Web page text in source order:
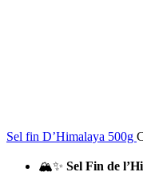
Sel fin D’Himalaya 500g
🏔️✨ Sel Fin de